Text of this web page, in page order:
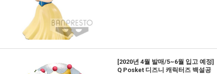
[2020년 4월 발매/5~6월 입고 예정]
Q Posket 디즈니 캐릭터즈 백설공